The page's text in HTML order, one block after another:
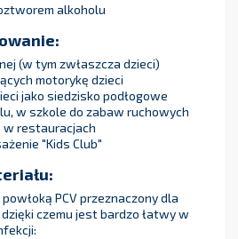
alkoholu
(w tym zwłaszcza dzieci)
motorykę dzieci
jako siedzisko podłogowe
w szkole do zabaw ruchowych
w restauracjach
"Kids Club"
PCV przeznaczony dla
czemu jest bardzo łatwy w